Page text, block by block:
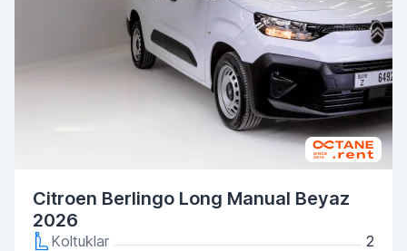
Citroen Berlingo Long Manual Beyaz
2026
Koltuklar
2